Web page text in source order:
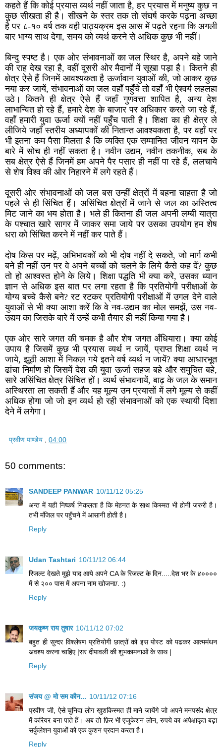
कहते हैं कि कोई प्रयास व्यर्थ नहीं जाता है, हर प्रयास में मनुष्य कुछ न
कुछ सीखता ही है। सीखने के स्तर तक तो संघर्ष करके पढ़ना अच्छा
है पर ८-१० वर्ष तक वही पाठ्यक्रम इस आस में पढ़ते रहना कि अगली
बार भाग्य साथ देगा, समय को व्यर्थ करने से अधिक कुछ भी नहीं।
बिन्दु स्पष्ट है। एक ओर संभावनाओं का जल स्थिर है, अपने बहे जाने
की राह देख रहा है, वहीं दूसरी ओर मैदानों में सूखा पड़ा है। कितने ही
क्षेत्र ऐसे हैं जिनमें आवश्यकता है ऊर्जावान युवाओं की, जो आकर कुछ
नया कर जायें, संभावनाओं का जल वहाँ पहुँचे तो वहाँ भी ऐश्वर्य लहलहा
उठे। कितने ही क्षेत्र ऐसे हैं जहाँ गुणवत्ता शापित है, अन्य देश
लाभान्वित हो रहे हैं, हमारे देश के बाजार पर अधिकार करते जा रहे हैं,
वहाँ हमारी युवा ऊर्जा क्यों नहीं पहुँच पाती है। शिक्षा का ही क्षेत्र ले
लीजिये जहाँ स्तरीय अध्यापकों की नितान्त आवश्यकता है, पर वहाँ पर
भी इतना कम पैसा मिलता है कि व्यक्ति एक सम्मानित जीवन यापन के
बारे में सोच ही नहीं सकता है। नवीन उद्यम, नवीन तकनीक, सब के
सब क्षेत्र ऐसे हैं जिनमें हम अपने पैर पसार ही नहीं पा रहे हैं, ललचाये
से शेष विश्व की ओर निहारने में लगे रहते हैं।
दूसरी ओर संभावनाओं को जल बस उन्हीं क्षेत्रों में बहना चाहता है जो
पहले से ही सिंचित हैं। असिंचित क्षेत्रों में जाने से जल का अस्तित्व
मिट जाने का भय होता है। भले ही कितना ही जल अपनी लम्बी यात्रा
के पश्चात खारे सागर में जाकर समा जाये पर उसका उपयोग हम शेष
धरा को सिंचित करने में नहीं कर पाते हैं।
दोष किस पर मढ़ें, अभिभावकों को भी दोष नहीं दे सकते, जो मार्ग कभी
बने ही नहीं उन पर वे अपने बच्चों को चलने के लिये कैसे कह दें? कुछ
तो हो आश्वस्त होने के लिये। शिक्षा पद्धति भी क्या करे, उसका ध्यान
ज्ञान से अधिक इस बात पर लगा रहता है कि प्रतियोगी परीक्षाओं के
योग्य बच्चे कैसे बने? रट रटकर प्रतियोगी परीक्षाओं में उगल देने वाले
युवाओं से भी क्या आशा करें कि वे नव-उद्यम का मोल समझें, उस नव-
उद्यम का जिसके बारे में उन्हें कभी तैयार ही नहीं किया गया है।
एक ओर सारे जगत की चमक है और शेष जगत अँधियारा। क्या कोई
उपाय है जिसमें कुछ भी प्रयास व्यर्थ न जायें, प्राप्त शिक्षा व्यर्थ न
जाये, झूठी आशा में निकल गये इतने वर्ष व्यर्थ न जायें? क्या आधारभूत
ढांचा निर्माण हो जिसमें देश की युवा ऊर्जा सहज बहे और समुचित बहे,
सारे असिंचित क्षेत्र सिंचित हों। व्यर्थ संभावनायें, बाढ़ के जल के समान
अस्थिरता ला सकती हैं और यह मूल्य उन प्रयासों में लगे मूल्य से कहीं
अधिक होगा जो जो इन व्यर्थ हो रही संभावनाओं को एक स्थायी दिशा
देने में लगेगा।
प्रवीण पाण्डेय 04:00
50 comments:
SANDEEP PANWAR 10/11/12 05:25
अन्त में यही निष्कर्ष निकलता है कि मेहनत के साथ किस्मत भी होनी जरुरी है।
तभी मंजिल पर पहुँचने में आसानी होती है।
Reply
Udan Tashtari 10/11/12 06:44
रिजल्ट देखते मुझे याद आये अपने CA के रिजल्ट के दिन.....देश भर के ४००००
में से २०० पास में अपना नाम खोजना/. :)
Reply
जयकृष्ण राय तुषार 10/11/12 07:02
बहुत ही सुन्दर विश्लेषण प्रतियोगी छात्रों को इस पोस्ट को पढकर आत्ममंथन
अवश्य करना चाहिए |सर दीपावली की शुभकामनाओं के साथ |
Reply
संजय @ मो सम कौन... 10/11/12 07:16
प्रवीण जी, ऐसे चुनिदा लोग खुशकिस्मत ही माने जायेंगे जो अपने मनपसंद क्षेत्र
में करियर बना पाते हैं। अब तो फ़िर भी एजुकेशन लोन, रुपये का अपेक्षाकृत बढ़ा
सर्कुलेशन युवाओं को एक कुशन प्रदान करता है।
Reply